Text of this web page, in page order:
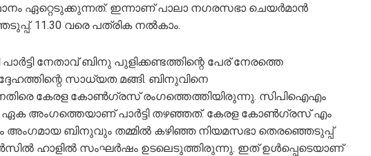
ഏറ്റെടുക്കുന്നത്. ഇന്നാണ് പാലാ നഗരസഭാ ചെയര്‍മാന്‍
11.30 വരെ പത്രിക നല്‍കാം.
നേതാവ് ബിനു പുളിക്കണ്ടത്തിന്റെ പേര് നേരത്തെ
സാധ്യത മങ്ങി. ബിനുവിനെ
കേരള കോണ്‍ഗ്രസ് രംഗത്തെത്തിയിരുന്നു. സിപിഐഎം
ഏക അംഗത്തെയാണ് പാര്‍ട്ടി തഴഞ്ഞത്. കേരള കോണ്‍ഗ്രസ് എം
ബിനുവും തമ്മില്‍ കഴിഞ്ഞ നിയമസഭാ തെരഞ്ഞെടുപ്പ്
ഹാളില്‍ സംഘര്‍ഷം ഉടലെടുത്തിരുന്നു. ഇത് ഉള്‍പ്പെടെയാണ്